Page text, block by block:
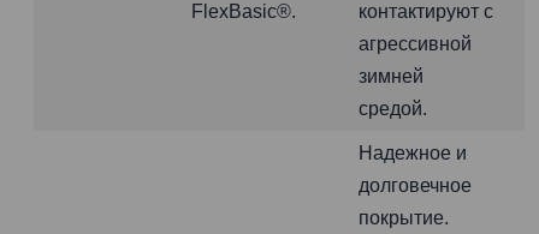
FlexBasic®.
контактируют с
агрессивной
зимней
средой.
Надежное и
долговечное
покрытие.